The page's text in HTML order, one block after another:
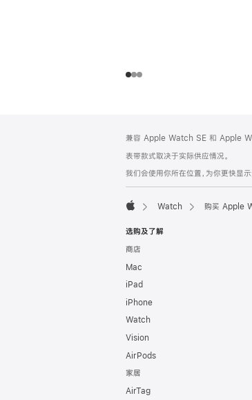
页
页
脚
注
兼容 Apple Watch SE 和 Apple
表带款式取决于实际供应情况。
我们会使用你所在位置，为你更快显
Watch 购买 Apple
选购及了解
商店
Mac
iPad
iPhone
Watch
Vision
AirPods
家居
AirTag